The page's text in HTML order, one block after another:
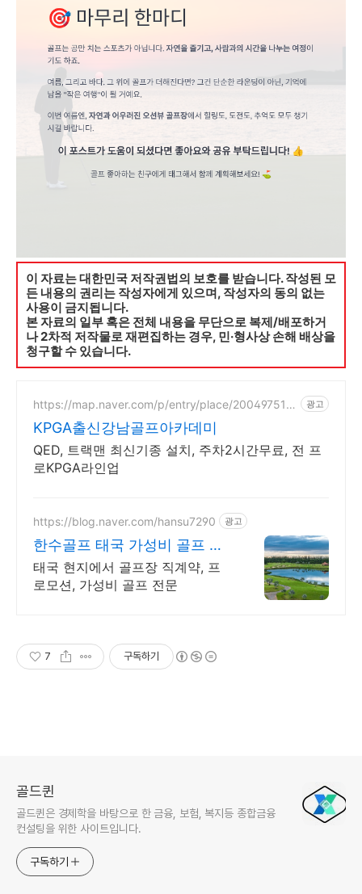
이 자료는 대한민국 저작권법의 보호를 받습니다. 작성된 모
든 내용의 권리는 작성자에게 있으며, 작성자의 동의 없는
사용이 금지됩니다.
본 자료의 일부 혹은 전체 내용을 무단으로 복제/배포하거
나 2차적 저작물로 재편집하는 경우, 민·형사상 손해 배상을
청구할 수 있습니다.
https://map.naver.com/p/entry/place/200497515
광고
KPGA출신강남골프아카데미
QED, 트랙맨 최신기종 설치, 주차2시간무료, 전 프
로KPGA라인업
https://blog.naver.com/hansu7290 광고
한수골프 태국 가성비 골프 전
문 투어
태국 현지에서 골프장 직계약, 프
로모션, 가성비 골프 전문
7 구독하기
골드퀸
골드퀸은 경제학을 바탕으로 한 금융, 보험, 복지등 종합금융
컨설팅을 위한 사이트입니다.
구독하기